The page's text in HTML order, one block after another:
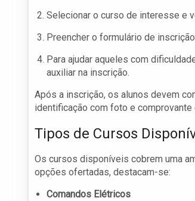
Selecionar o curso de interesse e
Preencher o formulário de
Para ajudar aqueles com
auxiliar na inscrição.
Após a inscrição, os alunos devem
identificação com foto e comprovante
Tipos de Cursos
Os cursos disponíveis cobrem uma
opções ofertadas, destacam-se:
Comandos Elétricos